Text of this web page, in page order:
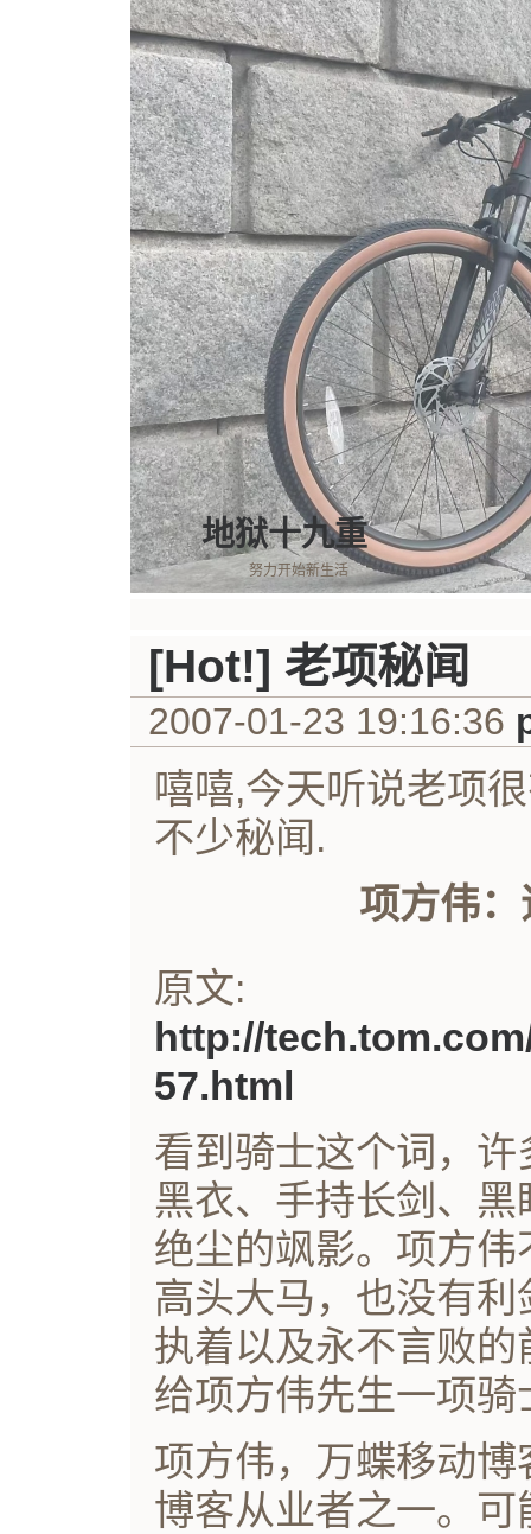
地狱十九重
努力开始新生活
[Hot!] 老项秘闻
2007-01-23 19:16:36
嘻嘻,今天听说老项
不少秘闻.
项方伟
原文:
http://
57.html
看到骑士这个词，
黑衣、手持长剑、
绝尘的飒影。项方
高头大马，也没有
执着以及永不言败
给项方伟先生一项骑
项方伟，万蝶移动
博客从业者之一。